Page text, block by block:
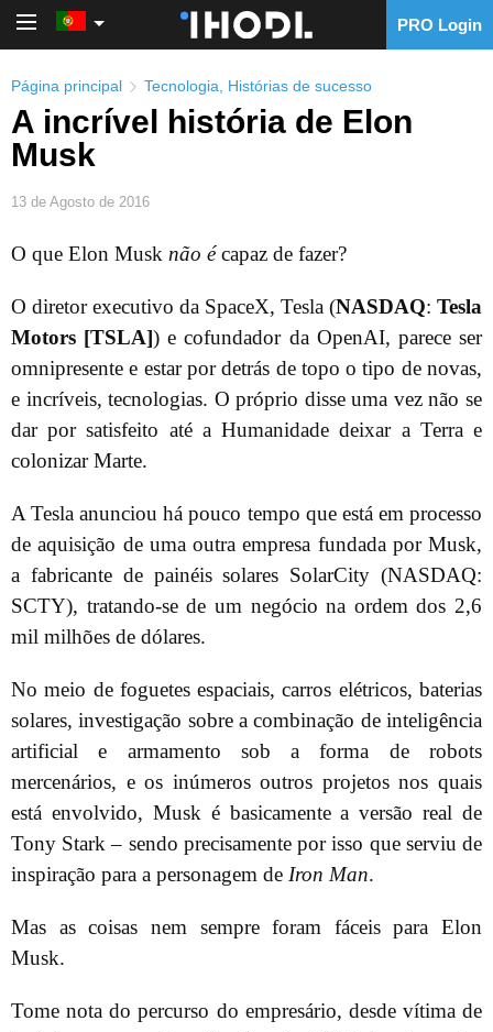
PRO Login
Página principal Tecnologia Histórias de sucesso
A incrível história de Elon
Musk
13 de Agosto de 2016
O que Elon Musk não écapaz de fazer?
O diretor executivo da SpaceX, Tesla (NASDAQ: Tesla
Motors [TSLA]) e cofundador da OpenAI, parece ser
omnipresente e estar por detrás de topo o tipo de novas,
e incríveis, tecnologias. O próprio disse uma vez não se
dar por satisfeito até a Humanidade deixar a Terra e
colonizar Marte.
A Tesla anunciou há pouco tempo que está em processo
de aquisição de uma outra empresa fundada por Musk,
a fabricante de painéis solares SolarCity (NASDAQ:
SCTY), tratando-se de um negócio na ordem dos 2,6
mil milhões de dólares.
No meio de foguetes espaciais, carros elétricos, baterias
solares, investigação sobre a combinação de inteligência
artificial e armamento sob a forma de robots
mercenários, e os inúmeros outros projetos nos quais
está envolvido, Musk é basicamente a versão real de
Tony Stark – sendo precisamente por isso que serviu de
inspiração para a personagem de Iron Man.
Mas as coisas nem sempre foram fáceis para Elon
Musk.
Tome nota do percurso do empresário, desde vítima de